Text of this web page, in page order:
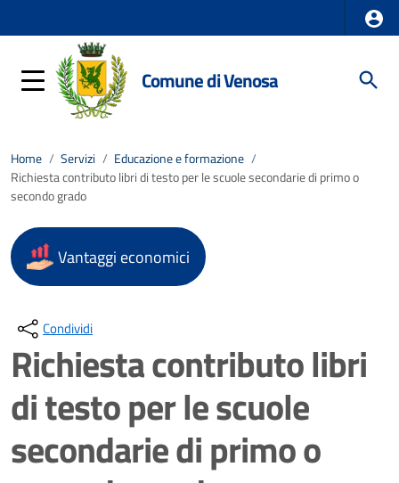
Comune di Venosa
Home / Servizi / Educazione e formazione /
Richiesta contributo libri di testo per le scuole secondarie di primo o
secondo grado
Vantaggi economici
Condividi
Richiesta contributo libri
di testo per le scuole
secondarie di primo o